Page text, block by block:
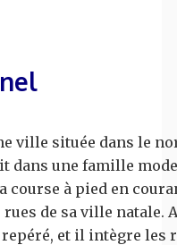
ville située dans le
dans une famille
course à pied en
rues de sa ville natale.
et il intègre les